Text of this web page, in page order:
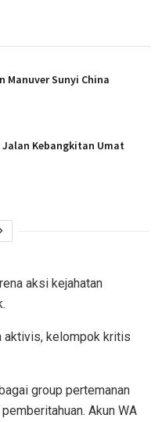
Manuver Sunyi China
Kebangkitan Umat
aksi kejahatan
aktivis, kelompok kritis
group pertemanan
Akun WA